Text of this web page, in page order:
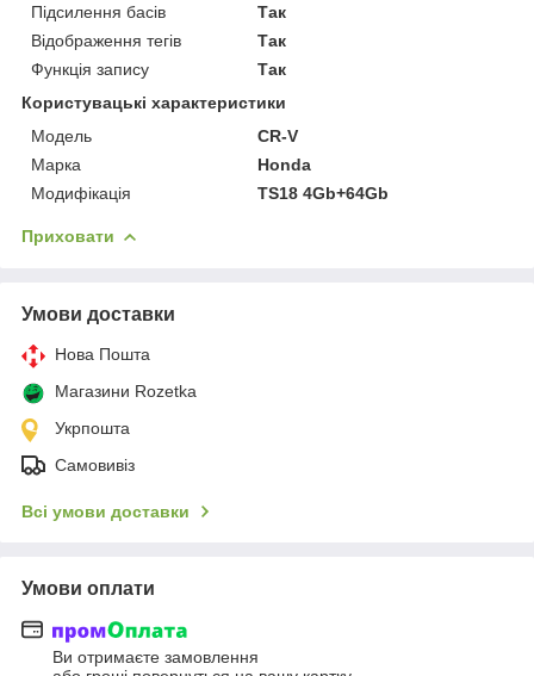
Підсилення басів
Так
Відображення тегів
Так
Функція запису
Так
Користувацькі характеристики
Мoдель
CR-V
Марка
Honda
Модифікація
TS18 4Gb+64Gb
Приховати
Умови доставки
Нова Пошта
Магазини Rozetka
Укрпошта
Самовивіз
Всі умови доставки
Умови оплати
Ви отримаєте замовлення